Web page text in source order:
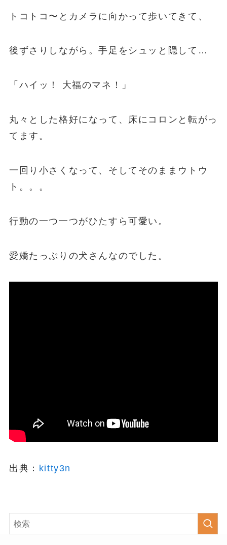
トコトコ〜とカメラに向かって歩いてきて、
後ずさりしながら。手足をシュッと隠して…
「ハイッ！ 大福のマネ！」
丸々とした格好になって、床にコロンと転がっ
てます。
一回り小さくなって、そしてそのままウトウ
ト。。。
行動の一つ一つがひたすら可愛い。
愛嬌たっぷりの犬さんなのでした。
出典： kitty3n